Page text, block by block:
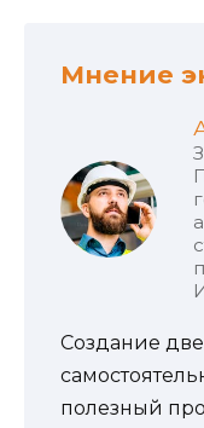
Мнение
Создание
полезный